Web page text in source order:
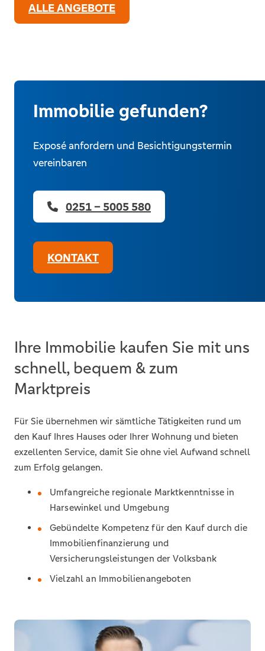
ALLE ANGEBOTE
Immobilie gefunden?
Exposé anfordern und Besichtigungstermin
vereinbaren
0251 – 5005 580
KONTAKT
Ihre Immobilie kaufen Sie mit uns
schnell, bequem & zum
Marktpreis
Für Sie übernehmen wir sämtliche Tätigkeiten rund um
den Kauf Ihres Hauses oder Ihrer Wohnung und bieten
exzellenten Service, damit Sie ohne viel Aufwand schnell
zum Erfolg gelangen.
Umfangreiche regionale Marktkenntnisse in
Harsewinkel und Umgebung
Gebündelte Kompetenz für den Kauf durch die
Immobilienfinanzierung und
Versicherungsleistungen der Volksbank
Vielzahl an Immobilienangeboten